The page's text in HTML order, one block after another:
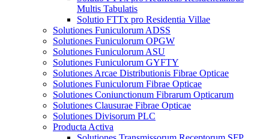
Multis Tabulatis
Solutio FTTx pro Residentia Villae
Solutiones Funiculorum ADSS
Solutiones Funiculorum OPGW
Solutiones Funiculorum ASU
Solutiones Funiculorum GYFTY
Solutiones Arcae Distributionis Fibrae Opticae
Solutiones Funiculorum Fibrae Opticae
Solutiones Coniunctionum Fibrarum Opticarum
Solutiones Clausurae Fibrae Opticae
Solutiones Divisorum PLC
Producta Activa